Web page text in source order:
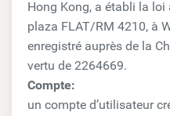
Hong Kong, a établi la
plaza FLAT/RM 4210, à
enregistré auprès de la
vertu de 2264669.
Compte:
un compte d’utilisateur